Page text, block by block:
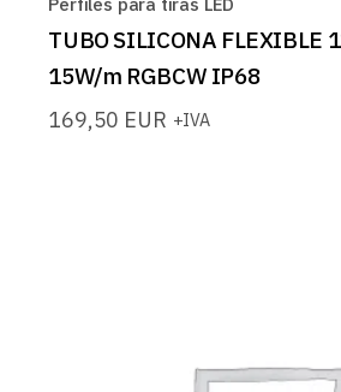
Perfiles para tiras LED
TUBO SILICONA FLEXIBLE
15W/m RGBCW IP68
169,50 EUR +IVA